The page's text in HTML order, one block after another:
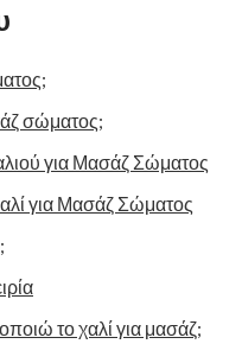
σώματος;
για Μασάζ Σώματος
για Μασάζ Σώματος
το χαλί για μασάζ;